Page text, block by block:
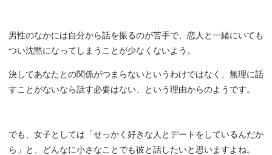
男性のなかには自分から話を振るのが苦手で、恋人と一緒にいても
つい沈黙になってしまうことが少なくないよう。
決してあなたとの関係がつまらないというわけではなく、無理に話
すことがないなら話す必要はない、という理由からのようです。
でも、女子としては「せっかく好きな人とデートをしているんだか
ら」と、どんなに小さなことでも彼と話したいと思いますよね。